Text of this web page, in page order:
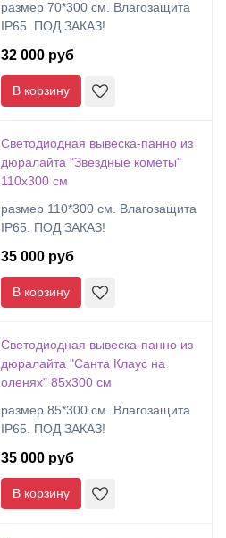
размер 70*300 см. Влагозащита
IP65. ПОД ЗАКАЗ!
32 000 руб
В корзину
Cветодиодная вывеска-панно из
дюралайта "Звездные кометы"
110х300 см
размер 110*300 см. Влагозащита
IP65. ПОД ЗАКАЗ!
35 000 руб
В корзину
Cветодиодная вывеска-панно из
дюралайта "Санта Клаус на
оленях" 85х300 см
размер 85*300 см. Влагозащита
IP65. ПОД ЗАКАЗ!
35 000 руб
В корзину